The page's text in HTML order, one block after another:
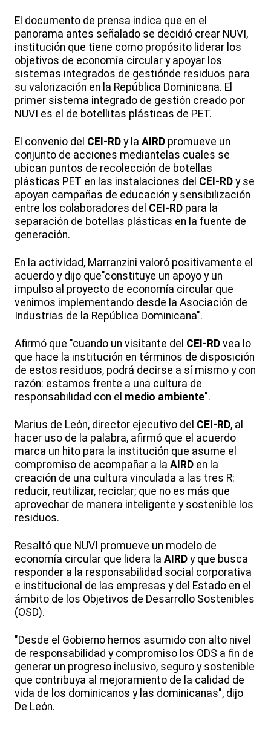
El documento de prensa indica que en el
panorama antes señalado se decidió crear NUVI,
institución que tiene como propósito liderar los
objetivos de economía circular y apoyar los
sistemas integrados de gestiónde residuos para
su valorización en la República Dominicana. El
primer sistema integrado de gestión creado por
NUVI es el de botellitas plásticas de PET.
El convenio del CEI-RD y la AIRD promueve un
conjunto de acciones mediantelas cuales se
ubican puntos de recolección de botellas
plásticas PET en las instalaciones del CEI-RD y se
apoyan campañas de educación y sensibilización
entre los colaboradores del CEI-RD para la
separación de botellas plásticas en la fuente de
generación.
En la actividad, Marranzini valoró positivamente el
acuerdo y dijo que"constituye un apoyo y un
impulso al proyecto de economía circular que
venimos implementando desde la Asociación de
Industrias de la República Dominicana".
Afirmó que "cuando un visitante del CEI-RD vea lo
que hace la institución en términos de disposición
de estos residuos, podrá decirse a sí mismo y con
razón: estamos frente a una cultura de
responsabilidad con el medio ambiente".
Marius de León, director ejecutivo del CEI-RD, al
hacer uso de la palabra, afirmó que el acuerdo
marca un hito para la institución que asume el
compromiso de acompañar a la AIRD en la
creación de una cultura vinculada a las tres R:
reducir, reutilizar, reciclar; que no es más que
aprovechar de manera inteligente y sostenible los
residuos.
Resaltó que NUVI promueve un modelo de
economía circular que lidera la AIRD y que busca
responder a la responsabilidad social corporativa
e institucional de las empresas y del Estado en el
ámbito de los Objetivos de Desarrollo Sostenibles
(OSD).
"Desde el Gobierno hemos asumido con alto nivel
de responsabilidad y compromiso los ODS a fin de
generar un progreso inclusivo, seguro y sostenible
que contribuya al mejoramiento de la calidad de
vida de los dominicanos y las dominicanas", dijo
De León.